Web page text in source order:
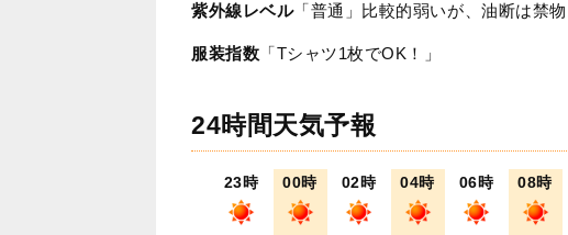
紫外線レベル「普通」比較的弱いが、油断は禁物
服装指数 「Tシャツ1枚でOK！」
24時間天気予報
23時 00時 02時 04時 06時 08時